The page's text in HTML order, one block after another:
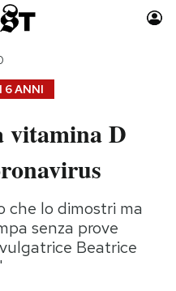
Moda
Consumismi
Storie/Idee
Ok Boomer!
Media
6 ANNI
vitamina D
che lo dimostri ma
senza prove
Beatrice